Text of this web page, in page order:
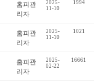
홈피관
리자
2025-
11-10
1994
홈피관
리자
2025-
11-10
1021
홈피관
리자
2025-
02-22
16661